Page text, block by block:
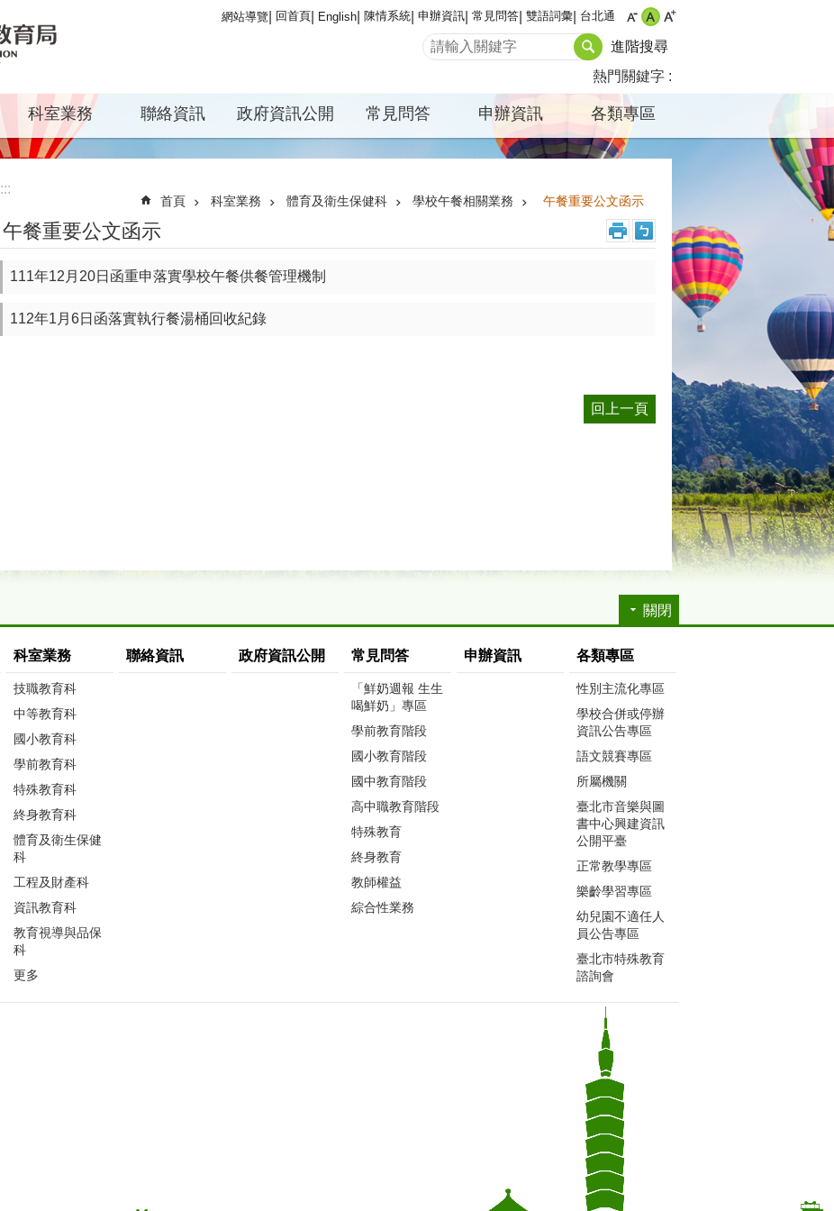
網站導覽 回首頁 English 陳情系統 申辦資訊 常見問答 雙語詞彙 台北通
進階搜尋
熱門關鍵字
科室業務 聯絡資訊 政府資訊公開 常見問答 申辦資訊 各類專區
:::
首頁 科室業務 體育及衛生保健科 學校午餐相關業務 午餐重要公文函示
午餐重要公文函示
111年12月20日函重申落實學校午餐供餐管理機制
112年1月6日函落實執行餐湯桶回收紀錄
回上一頁
關閉
科室業務
技職教育科
中等教育科
國小教育科
學前教育科
特殊教育科
終身教育科
體育及衛生保健
科
工程及財產科
資訊教育科
教育視導與品保
科
更多
聯絡資訊 政府資訊公開 常見問答
「鮮奶週報 生生
喝鮮奶」專區
學前教育階段
國小教育階段
國中教育階段
高中職教育階段
特殊教育
終身教育
教師權益
綜合性業務
申辦資訊 各類專區
性別主流化專區
學校合併或停辦
資訊公告專區
語文競賽專區
所屬機關
臺北市音樂與圖
書中心興建資訊
公開平臺
正常教學專區
樂齡學習專區
幼兒園不適任人
員公告專區
臺北市特殊教育
諮詢會